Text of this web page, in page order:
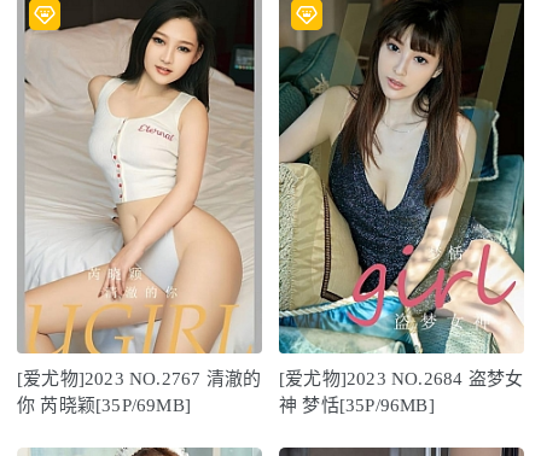
[爱尤物]2023 NO.2767 清澈的
你 芮晓颖[35P/69MB]
[爱尤物]2023 NO.2684 盗梦女
神 梦恬[35P/96MB]